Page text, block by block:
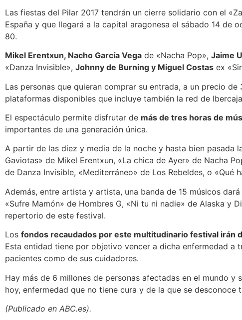
Las fiestas del Pilar 2017 tendrán un cierre solidario con el
España y que llegará a la capital aragonesa el sábado 14
80.
Mikel Erentxun, Nacho García Vega de «Nacha Pop», Jaime
«Danza Invisible», Johnny de Burning y Miguel Costas ex
Las personas que quieran comprar su entrada, a un precio
plataformas disponibles que incluye también la red de
El espectáculo permite disfrutar de más de tres horas de
importantes de una generación única.
A partir de las diez y media de la noche y hasta bien pasada
Gaviotas» de Mikel Erentxun, «La chica de Ayer» de Nacha
de Danza Invisible, «Mediterráneo» de Los Rebeldes, o «Qué
Además, entre artista y artista, una banda de 15 músicos
«Sufre Mamón» de Hombres G, «Ni tu ni nadie» de Alaska y
repertorio de este festival.
Los fondos recaudados por este multitudinario festival irán
Esta entidad tiene por objetivo vencer a dicha enfermedad
pacientes como de sus cuidadores.
Hay más de 6 millones de personas afectadas en el mundo
hoy, enfermedad que no tiene cura y de la que se desconoce
(Publicado en ABC.es).